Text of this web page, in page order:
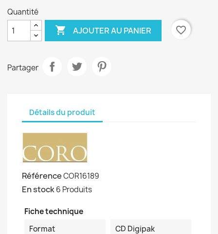
Quantité
 AJOUTER AU PANIER favorite_border
Partager
Détails du produit
RéférenceCOR16189
En stock6 Produits
Fiche technique
Format
CD Digipak